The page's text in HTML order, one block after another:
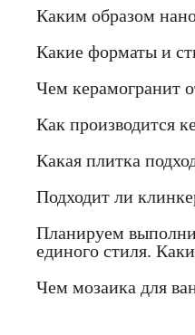
Каким образом
Какие форматы и
Чем керамогранит
Как производится
Какая плитка
Подходит ли
Планируем
единого стиля.
Чем мозаика для